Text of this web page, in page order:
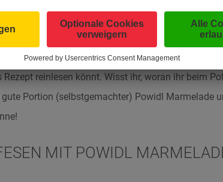
richtig gschmackig aus, mit Bio-Käse und
die den Sommer auf der Alm verbringen. Doch
Die Pofesen von der Langfeldhütte haben es ihm
reinlesen könnt. Wisst ihr, woran ihr beim
Portion (selbstgemachter) Powidl Marmelade
MIT POWIDL